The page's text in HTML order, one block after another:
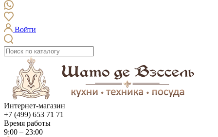
Войти
Интернет-магазин
+7 (499) 653 71 71
Время работы
9:00 – 23:00